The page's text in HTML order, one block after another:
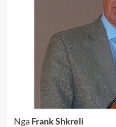
Nga Frank Shkreli